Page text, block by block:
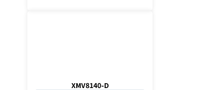
XMV8140-D